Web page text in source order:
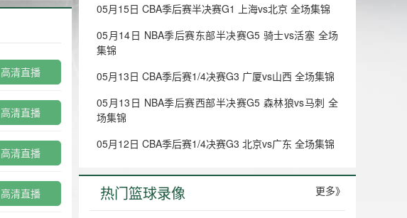
高清直播
高清直播
高清直播
高清直播
05月15日 CBA季后赛半决赛G1 上海vs北京 全场集锦
05月14日 NBA季后赛东部半决赛G5 骑士vs活塞 全场
集锦
05月13日 CBA季后赛1/4决赛G3 广厦vs山西 全场集锦
05月13日 NBA季后赛西部半决赛G5 森林狼vs马刺 全
场集锦
05月12日 CBA季后赛1/4决赛G3 北京vs广东 全场集锦
热门篮球录像 更多》